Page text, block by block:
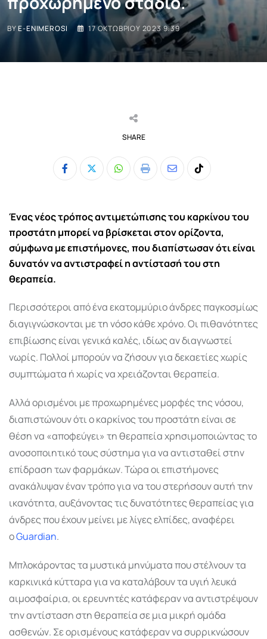
BYE-ENIMEROSI 17 ΟΚΤΩΒΡΊΟΥ 2023 9:39
SHARE
Whatsapp
Print
ShareTiktok
Ένας νέος τρόπος αντιμετώπισης του καρκίνου του
προστάτη μπορεί να βρίσκεται στον ορίζοντα,
σύμφωνα με επιστήμονες, που διαπίστωσαν ότι είναι
δυνατόν να αντιστραφεί η αντίστασή του στη
θεραπεία.
Περισσότεροι από ένα εκατομμύριο άνδρες παγκοσμίως
διαγιγνώσκονται με τη νόσο κάθε χρόνο. Οι πιθανότητες
επιβίωσης είναι γενικά καλές, ιδίως αν διαγνωστεί
νωρίς. Πολλοί μπορούν να ζήσουν για δεκαετίες χωρίς
συμπτώματα ή χωρίς να χρειάζονται θεραπεία.
Αλλά ορισμένοι με προχωρημένες μορφές της νόσου,
διαπιστώνουν ότι ο καρκίνος του προστάτη είναι σε
θέση να «αποφεύγει» τη θεραπεία χρησιμοποιώντας το
ανοσοποιητικό τους σύστημα για να αντισταθεί στην
επίδραση των φαρμάκων. Τώρα οι επιστήμονες
ανακάλυψαν έναν τρόπο για να του στερήσουν αυτή την
ικανότητα, αυξάνοντας τις δυνατότητες θεραπείας για
άνδρες που έχουν μείνει με λίγες ελπίδες, αναφέρει
οGuardian.
Μπλοκάροντας τα μυστικά μηνύματα που στέλνουν τα
καρκινικά κύτταρα για να καταλάβουν τα υγιή λευκά
αιμοσφαίρια, οι ερευνητές κατάφεραν να αντιστρέψουν
την αντίσταση στη θεραπεία σε μια μικρή ομάδα
ασθενών. Σε ορισμένους κατάφεραν να συρρικνώσουν